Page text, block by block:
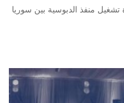
منفذ الدبوسية بين سوريا